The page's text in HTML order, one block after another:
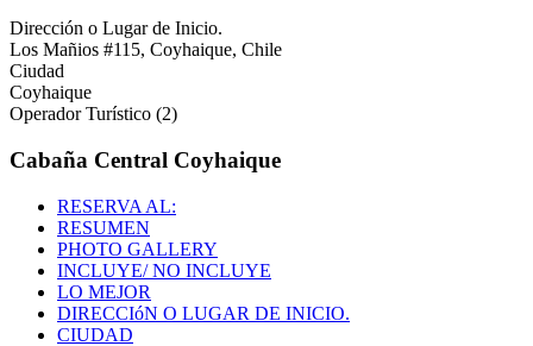
Dirección o Lugar de Inicio.
Los Mañios #115, Coyhaique, Chile
Ciudad
Coyhaique
Operador Turístico (2)
Cabaña Central Coyhaique
RESERVA AL:
RESUMEN
PHOTO GALLERY
INCLUYE/ NO INCLUYE
LO MEJOR
DIRECCIóN O LUGAR DE INICIO.
CIUDAD